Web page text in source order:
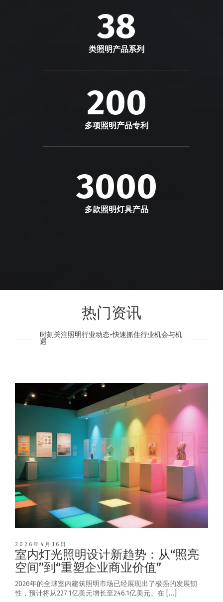
38
类照明产品系列
200
多项照明产品专利
3000
多款照明灯具产品
热门资讯
时刻关注照明行业动态-快速抓住行业机会与机
遇
2026年4月16日
室内灯光照明设计新趋势：从“照亮
空间”到“重塑企业商业价值”
2026年的全球室内建筑照明市场已经展现出了极强的发展韧
性，预计将从227.1亿美元增长至246.1亿美元。在 […]